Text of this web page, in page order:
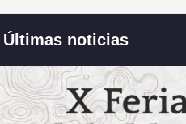
Últimas noticias